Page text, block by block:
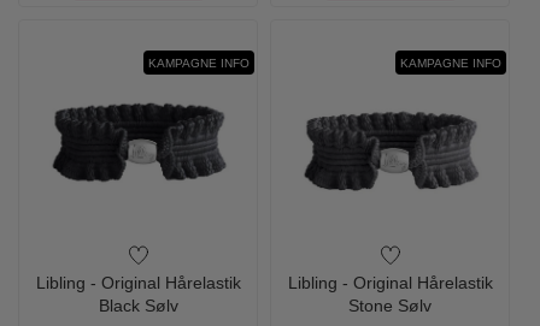
KAMPAGNE INFO
Libling - Original Hårelastik
Black Sølv
KAMPAGNE INFO
Libling - Original Hårelastik
Stone Sølv